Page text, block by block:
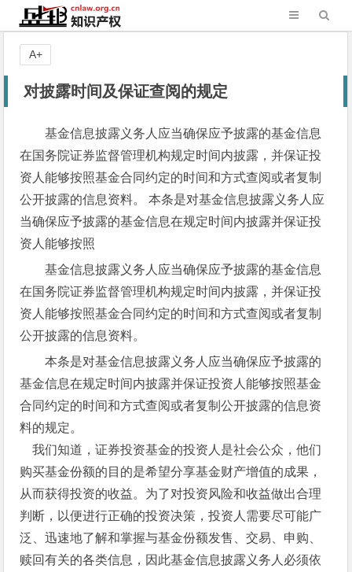
对披露时间及保证查阅的规定
基金信息披露义务人应当确保应予披露的基金信息
在国务院证券监督管理机构规定时间内披露，并保证投
资人能够按照基金合同约定的时间和方式查阅或者复制
公开披露的信息资料。 本条是对基金信息披露义务人应
当确保应予披露的基金信息在规定时间内披露并保证投
资人能够按照
基金信息披露义务人应当确保应予披露的基金信息
在国务院证券监督管理机构规定时间内披露，并保证投
资人能够按照基金合同约定的时间和方式查阅或者复制
公开披露的信息资料。
本条是对基金信息披露义务人应当确保应予披露的
基金信息在规定时间内披露并保证投资人能够按照基金
合同约定的时间和方式查阅或者复制公开披露的信息资
料的规定。
我们知道，证券投资基金的投资人是社会公众，他们
购买基金份额的目的是希望分享基金财产增值的成果，
从而获得投资的收益。为了对投资风险和收益做出合理
判断，以便进行正确的投资决策，投资人需要尽可能广
泛、迅速地了解和掌握与基金份额发售、交易、申购、
赎回有关的各类信息，因此基金信息披露义务人必须依
A+